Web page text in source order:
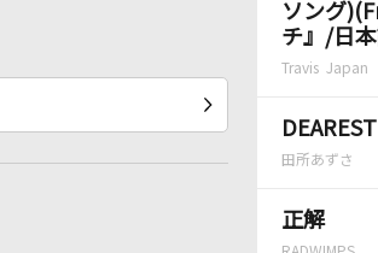
ソング
チ』/日
Travis Japan
田所あずさ
正解